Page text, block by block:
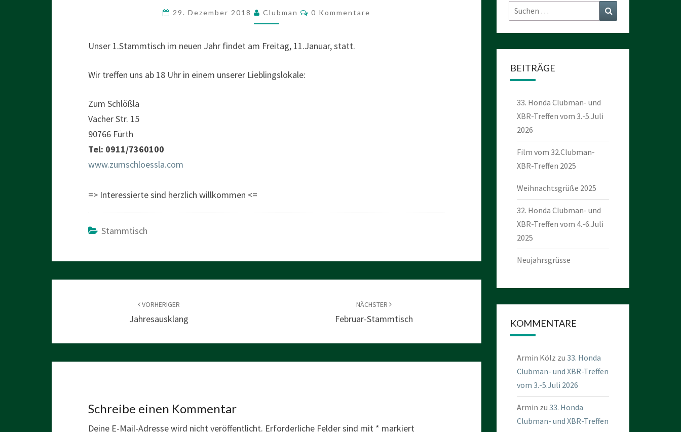
29. Dezember 2018 Clubman Kommentare
0 Kommentare
Unser 1.Stammtisch im neuen Jahr findet am Freitag, 11.Januar, statt.
Wir treffen uns ab 18 Uhr in einem unserer Lieblingslokale:
Zum Schlößla
Vacher Str. 15
90766 Fürth
Tel: 0911/7360100
www.zumschloessla.com
=> Interessierte sind herzlich willkommen <=
Stammtisch
VORHERIGER
Jahresausklang
NÄCHSTER
Februar-Stammtisch
Schreibe einen Kommentar
Deine E-Mail-Adresse wird nicht veröffentlicht. Erforderliche Felder sind mit * markiert
Suchen
nach:
BEITRÄGE
33. Honda Clubman- und
XBR-Treffen vom 3.-5.Juli
2026
Film vom 32.Clubman-
XBR-Treffen 2025
Weihnachtsgrüße 2025
32. Honda Clubman- und
XBR-Treffen vom 4.-6.Juli
2025
Neujahrsgrüsse
KOMMENTARE
Armin Kölz zu 33. Honda
Clubman- und XBR-Treffen
vom 3.-5.Juli 2026
Armin zu 33. Honda
Clubman- und XBR-Treffen